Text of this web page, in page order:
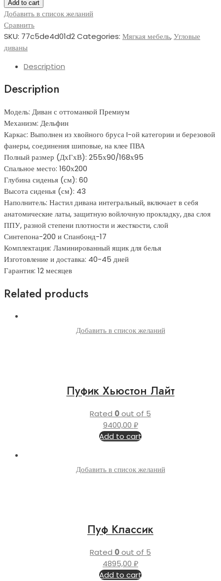
Премиум
Экодизайн
quantity
Add to cart
Добавить в список желаний
Сравнить
SKU: 77c5de4d01d2Categories: Мягкая мебель,Угловые
диваны
Description
Description
Модель: Диван с оттоманкой Премиум
Механизм: Дельфин
Каркас: Выполнен из хвойного бруса I-ой категории и березовой
фанеры, соединения шиповые, на клее ПВА
Полный размер (ДхГхВ): 255х90/168х95
Спальное место: 160х200
Глубина сиденья (см): 60
Высота сиденья (см): 43
Наполнитель: Настил дивана интегральный, включает в себя
анатомические латы, защитную войлочную прокладку, два слоя
ППУ, разной степени плотности и жесткости, слой
Синтепона-200 и Спанбонд-17
Комплектация: Ламинированный ящик для белья
Изготовление и доставка: 40-45 дней
Гарантия: 12 месяцев
Related products
Добавить в список желаний
Пуфик Хьюстон Лайт
Rated 0out of 5
9400,00 ₽
Add to cart
Добавить в список желаний
Пуф Классик
Rated 0out of 5
4895,00 ₽
Add to cart